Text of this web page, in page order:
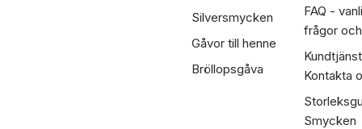
Silversmycken
Gåvor till henne
Bröllopsgåva
FAQ -
frågor
Kontakta
Smycken